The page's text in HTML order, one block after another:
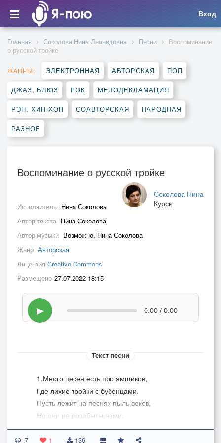
Вход
Главная Соколова Нина Леонидовна Песни
Воспоминание
о русской тройке
ЖАНРЫ: ЭЛЕКТРОННАЯ АВТОРСКАЯ ПОП
ДЖАЗ, БЛЮЗ РОК МЕЛОДЕКЛАМАЦИЯ
РЭП, ХИП-ХОП СОАВТОРСКАЯ НАРОДНАЯ
РАЗНОЕ
Воспоминание о русской тройке
Соколова Нина
Курск
Исполнитель Нина Соколова
Автор текста Нина Соколова
Автор музыки Возможно, Нина Соколова
Жанр Авторская
Лицензия Creative Commons
Размещено 27.07.2022 18:15
▶ 0:00 / 0:00
Текст песни
1.Много песен есть про ямщиков,
Где лихие тройки с бубенцами.
Пусть лежит на песнях пыль веков,
Но они не позабыты нами.
ПРИПЕВ:
Где же звон бубенцов.
7 1 136